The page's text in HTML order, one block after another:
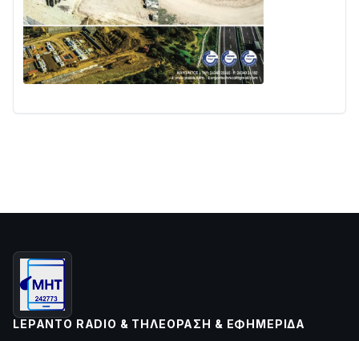
LEPANTO RADIO & ΤΗΛΕΌΡΑΣΗ & ΕΦΗΜΕΡΊΔΑ